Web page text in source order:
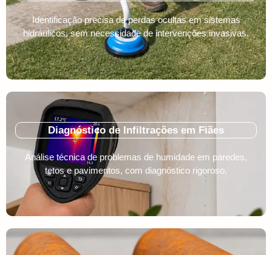
Identificação precisa de perdas ocultas em sistemas
hidráulicos, sem necessidade de intervenções invasivas.
Diagnóstico de Infiltrações em Fiães
Análise técnica de problemas de humidade em paredes,
tetos e pavimentos, com diagnóstico rigoroso.